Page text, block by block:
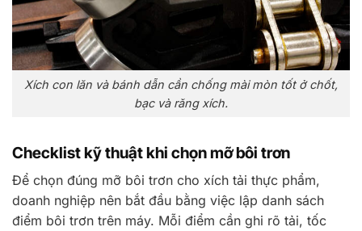
Xích con lăn và bánh dẫn cần chống mài mòn tốt ở chốt,
bạc và răng xích.
Checklist kỹ thuật khi chọn mỡ bôi trơn
Để chọn đúng mỡ bôi trơn cho xích tải thực phẩm,
doanh nghiệp nên bắt đầu bằng việc lập danh sách
điểm bôi trơn trên máy. Mỗi điểm cần ghi rõ tải, tốc